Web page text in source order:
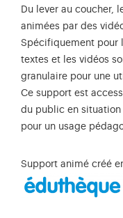
Du lever au coucher,
animées par des
Spécifiquement pour
textes et les vidéos
granulaire pour une
Ce support est
du public en situation
pour un usage
Support animé créé